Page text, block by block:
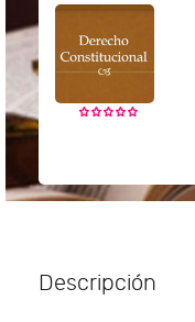
Descripción